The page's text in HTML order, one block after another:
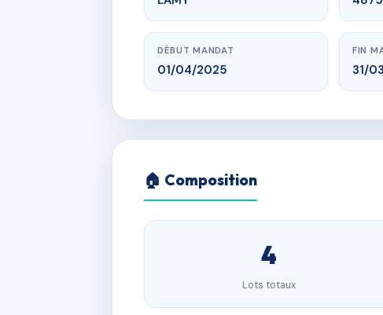
DÉBUT MANDAT
01/04/2025
FIN
31/
🏠 Composition
4
Lots totaux